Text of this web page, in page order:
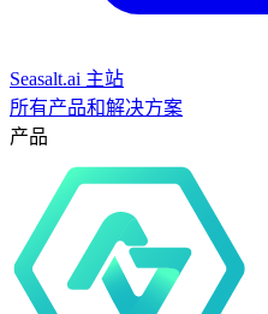
Seasalt.ai 主站
所有产品和解决方案
产品